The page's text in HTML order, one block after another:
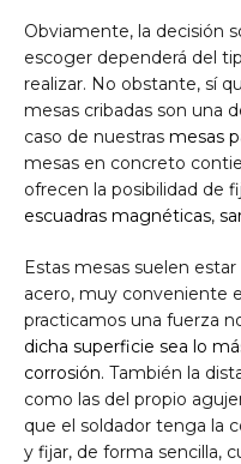
Obviamente, la decisión
escoger dependerá del
realizar. No obstante, sí
mesas cribadas son una
caso de nuestras mesas
mesas en concreto
ofrecen la posibilidad de
escuadras magnéticas,
Estas mesas suelen
acero, muy conveniente
practicamos una fuerza
dicha superficie sea lo
corrosión. También la
como las del propio
que el soldador tenga la
y fijar, de forma sencilla,